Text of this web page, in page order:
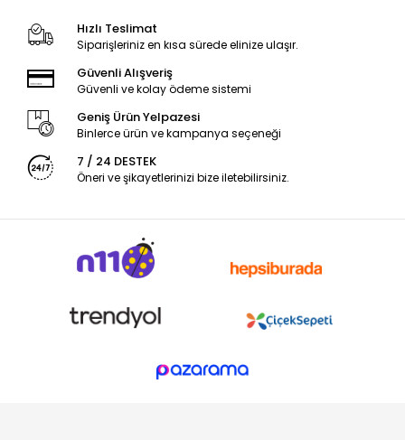
Hızlı Teslimat
Siparişleriniz en kısa sürede elinize ulaşır.
Güvenli Alışveriş
Güvenli ve kolay ödeme sistemi
Geniş Ürün Yelpazesi
Binlerce ürün ve kampanya seçeneği
7 / 24 DESTEK
Öneri ve şikayetlerinizi bize iletebilirsiniz.